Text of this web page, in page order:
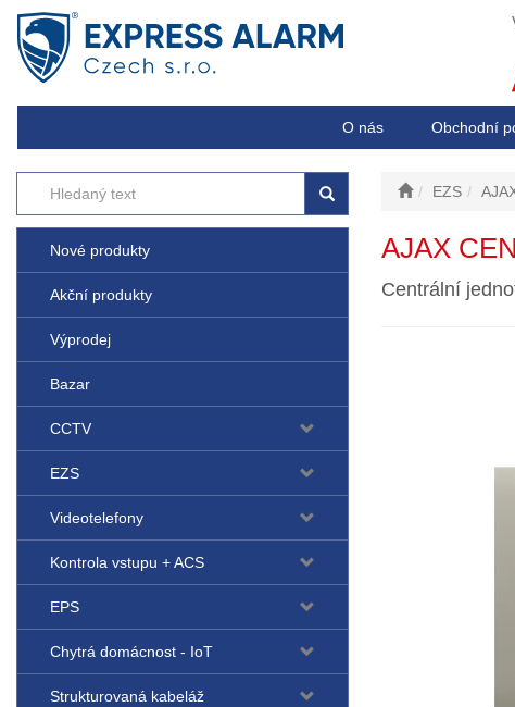
O nás Obchodní
Nové produkty
Akční produkty
Výprodej
Bazar
CCTV
EZS
Videotelefony
Kontrola vstupu + ACS
EPS
Chytrá domácnost - IoT
Strukturovaná kabeláž
EZS
AJAX
Centrální